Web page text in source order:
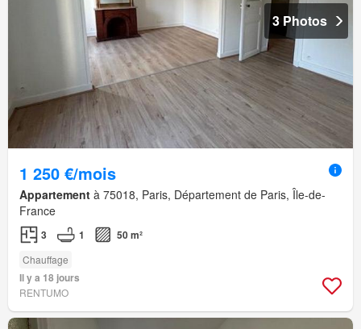
3 Photos
1 250 €/mois
Appartement à 75018, Paris, Département de Paris, Île-de-
France
3 1 50 m²
Chauffage
Il y a 18 jours
RENTUMO